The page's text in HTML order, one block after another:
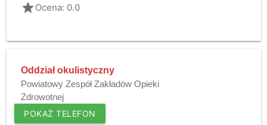
gradeOcena: 0.0
Oddział okulistyczny
Powiatowy Zespół Zakładów Opieki
Zdrowotnej
POKAŻ TELEFON